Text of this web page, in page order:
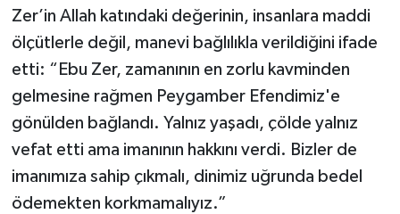
Zer’in Allah katındaki değerinin, insanlara maddi
ölçütlerle değil, manevi bağlılıkla verildiğini ifade
etti: “Ebu Zer, zamanının en zorlu kavminden
gelmesine rağmen Peygamber Efendimiz'e
gönülden bağlandı. Yalnız yaşadı, çölde yalnız
vefat etti ama imanının hakkını verdi. Bizler de
imanımıza sahip çıkmalı, dinimiz uğrunda bedel
ödemekten korkmamalıyız.”